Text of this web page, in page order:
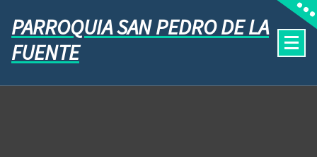
PARROQUIA SAN PEDRO DE LA
FUENTE